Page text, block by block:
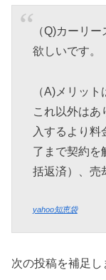
（Q)カーリ
欲しいです。
（A)メリッ
これ以外はあ
入するより料
了まで契約を
括返済）、売
yahoo知恵袋
次の投稿を補足し